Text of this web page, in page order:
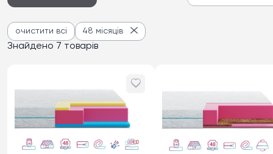
Знайдено 7 товарів
очистити всі 48 місяців